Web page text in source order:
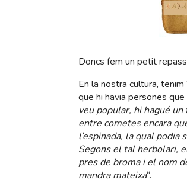
Doncs fem un petit
En la nostra cultura, tenim
que hi havia persones
veu popular, hi hagué
entre cometes encara
l’espinada, la qual podia
Segons el tal herbolari,
pres de broma i el nom
mandra mateixa“.